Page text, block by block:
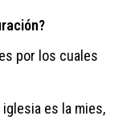
por los cuales
es la mies,